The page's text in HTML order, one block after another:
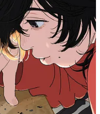
Si elle cède par moment à
Elle n’en reste pas moins
; qu’elles soient
avec une justesse
une direction artistique qui
plus grosses productions
ne se
Spider-Man: Into / Across
avec un aplomb et une